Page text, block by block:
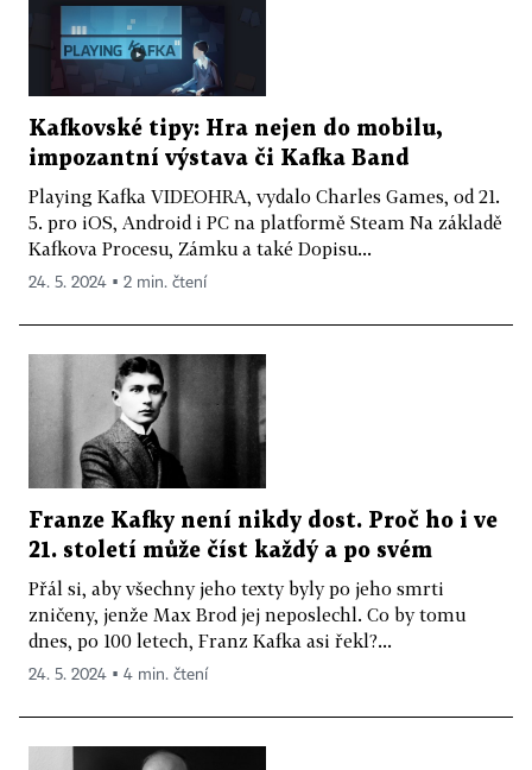
Kafkovské tipy: Hra nejen do mobilu,
impozantní výstava či Kafka Band
Playing Kafka VIDEOHRA, vydalo Charles Games, od 21.
5. pro iOS, Android i PC na platformě Steam Na základě
Kafkova Procesu, Zámku a také Dopisu...
24. 5. 2024 ▪ 2 min. čtení
Franze Kafky není nikdy dost. Proč ho i ve
21. století může číst každý a po svém
Přál si, aby všechny jeho texty byly po jeho smrti
zničeny, jenže Max Brod jej neposlechl. Co by tomu
dnes, po 100 letech, Franz Kafka asi řekl?...
24. 5. 2024 ▪ 4 min. čtení